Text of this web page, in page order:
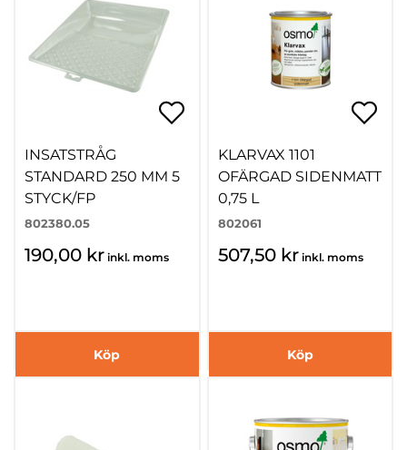
INSATSTRÅG
STANDARD 250 MM 5
STYCK/FP
802380.05
190,00 kr inkl. moms
Köp
KLARVAX 1101
OFÄRGAD SIDENMATT
0,75 L
802061
507,50 kr inkl. moms
Köp